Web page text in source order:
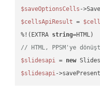
$saveOptionsCells -
$cellsApiResult =
%!(EXTRA string
// HTML, PPSM'ye
$slidesapi = new
$slidesapi-